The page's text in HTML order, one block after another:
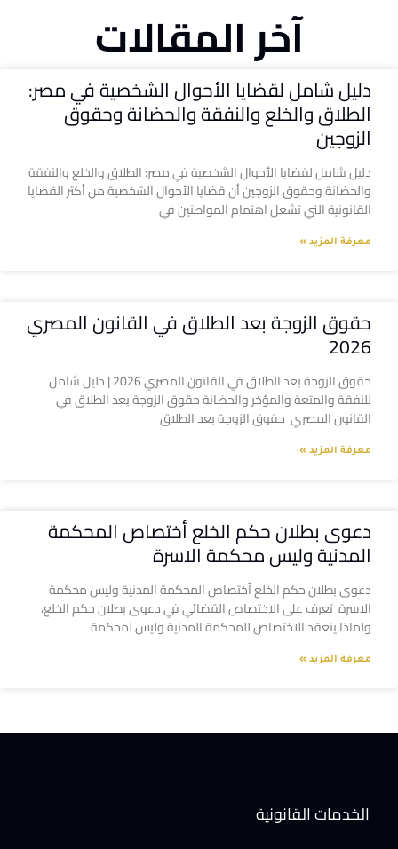
آخر المقالات
دليل شامل لقضايا الأحوال الشخصية في مصر:
الطلاق والخلع والنفقة والحضانة وحقوق
الزوجين
دليل شامل لقضايا الأحوال الشخصية في مصر: الطلاق والخلع والنفقة
والحضانة وحقوق الزوجين أن قضايا الأحوال الشخصية من أكثر القضايا
القانونية التي تشغل اهتمام المواطنين في
معرفة المزيد »
حقوق الزوجة بعد الطلاق في القانون المصري
2026
حقوق الزوجة بعد الطلاق في القانون المصري 2026 | دليل شامل
للنفقة والمتعة والمؤخر والحضانة حقوق الزوجة بعد الطلاق في
القانون المصري حقوق الزوجة بعد الطلاق
معرفة المزيد »
دعوى بطلان حكم الخلع أختصاص المحكمة
المدنية وليس محكمة الاسرة
دعوى بطلان حكم الخلع أختصاص المحكمة المدنية وليس محكمة
الاسرة تعرف على الاختصاص القضائي في دعوى بطلان حكم الخلع،
ولماذا ينعقد الاختصاص للمحكمة المدنية وليس لمحكمة
معرفة المزيد »
الخدمات القانونية